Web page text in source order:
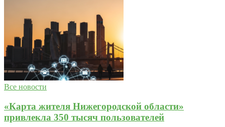
Все новости
«Карта жителя Нижегородской области»
привлекла 350 тысяч пользователей